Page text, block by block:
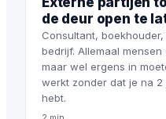
de deur open te
Consultant,
bedrijf. Allemaal
maar wel ergens in
werkt zonder dat je na
hebt.